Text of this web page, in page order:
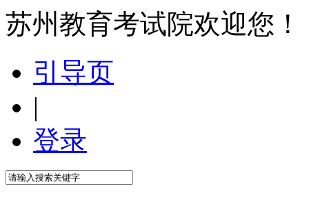
苏州教育考试院欢迎您！
引导页
|
登录